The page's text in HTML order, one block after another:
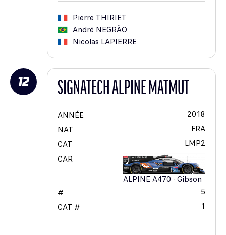
Pierre THIRIET
André NEGRÃO
Nicolas LAPIERRE
12 SIGNATECH ALPINE MATMUT
ANNÉE
2018
NAT
FRA
CAT
LMP2
CAR
ALPINE A470 - Gibson
#
5
CAT #
1